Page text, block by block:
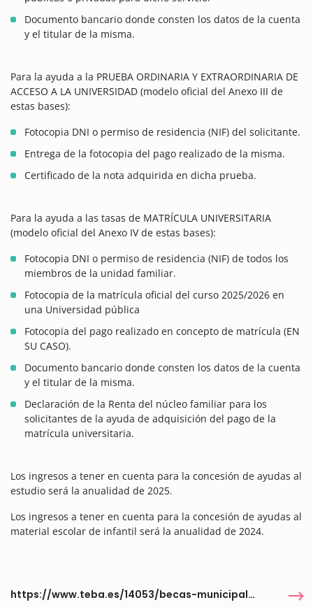
Documento bancario donde consten los datos de la cuenta
y el titular de la misma.
Para la ayuda a la PRUEBA ORDINARIA Y EXTRAORDINARIA DE
ACCESO A LA UNIVERSIDAD (modelo oficial del Anexo III de
estas bases):
Fotocopia DNI o permiso de residencia (NIF) del solicitante.
Entrega de la fotocopia del pago realizado de la misma.
Certificado de la nota adquirida en dicha prueba.
Para la ayuda a las tasas de MATRÍCULA UNIVERSITARIA
(modelo oficial del Anexo IV de estas bases):
Fotocopia DNI o permiso de residencia (NIF) de todos los
miembros de la unidad familiar.
Fotocopia de la matrícula oficial del curso 2025/2026 en
una Universidad pública
Fotocopia del pago realizado en concepto de matrícula (EN
SU CASO).
Documento bancario donde consten los datos de la cuenta
y el titular de la misma.
Declaración de la Renta del núcleo familiar para los
solicitantes de la ayuda de adquisición del pago de la
matrícula universitaria.
Los ingresos a tener en cuenta para la concesión de ayudas al
estudio será la anualidad de 2025.
Los ingresos a tener en cuenta para la concesión de ayudas al
material escolar de infantil será la anualidad de 2024.
https://www.teba.es/14053/becas-municipales